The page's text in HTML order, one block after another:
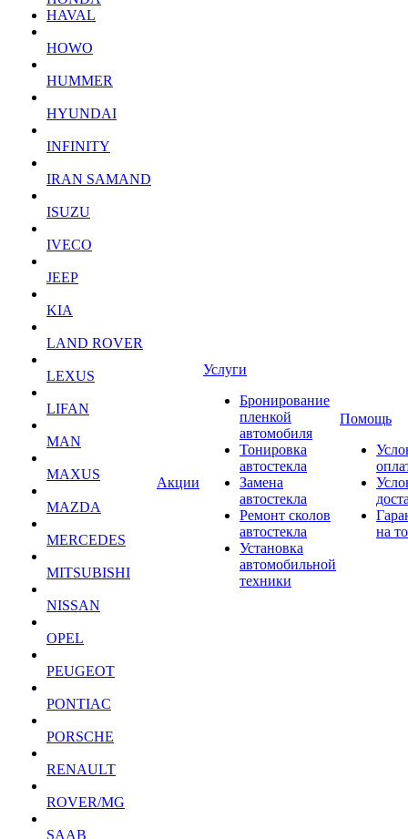
HAVAL
HOWO
HUMMER
HYUNDAI
INFINITY
IRAN SAMAND
ISUZU
IVECO
JEEP
KIA
LAND ROVER
LEXUS
LIFAN
MAN
MAXUS
MAZDA
MERCEDES
MITSUBISHI
NISSAN
OPEL
PEUGEOT
PONTIAC
PORSCHE
RENAULT
ROVER/MG
SAAB
Акции
Услуги
Бронирование
пленкой
автомобиля
Тонировка
автостекла
Замена
автостекла
Ремонт сколов
автостекла
Установка
автомобильной
техники
Помощь
на